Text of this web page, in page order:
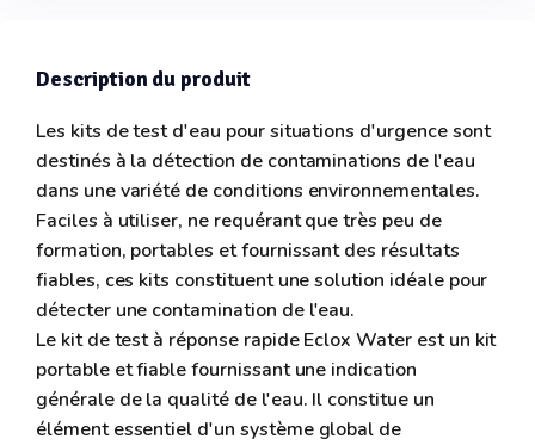
Description du produit
Les kits de test d'eau pour situations d'urgence sont
destinés à la détection de contaminations de l'eau
dans une variété de conditions environnementales.
Faciles à utiliser, ne requérant que très peu de
formation, portables et fournissant des résultats
fiables, ces kits constituent une solution idéale pour
détecter une contamination de l'eau.
Le kit de test à réponse rapide Eclox Water est un kit
portable et fiable fournissant une indication
générale de la qualité de l'eau. Il constitue un
élément essentiel d'un système global de